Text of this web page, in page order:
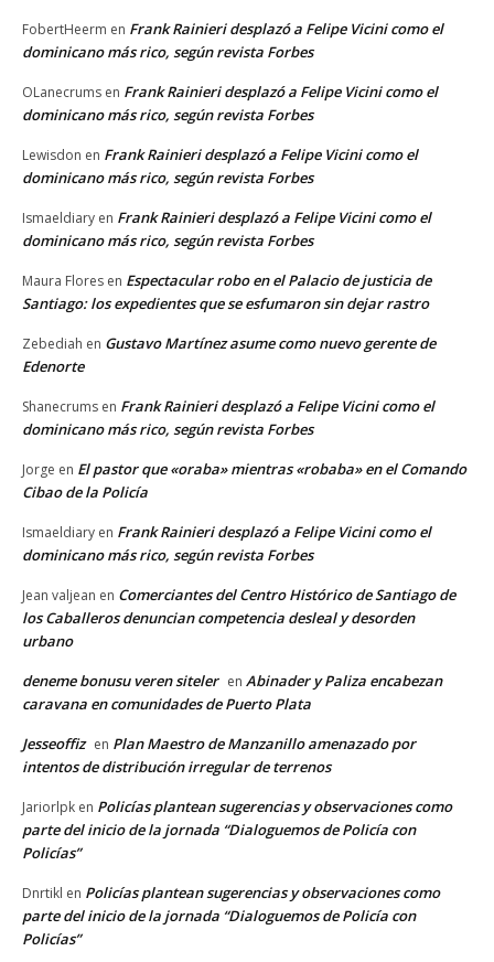
FobertHeerm en Frank Rainieri desplazó a Felipe Vicini como el
dominicano más rico, según revista Forbes
OLanecrums en Frank Rainieri desplazó a Felipe Vicini como el
dominicano más rico, según revista Forbes
Lewisdon en Frank Rainieri desplazó a Felipe Vicini como el
dominicano más rico, según revista Forbes
Ismaeldiary en Frank Rainieri desplazó a Felipe Vicini como el
dominicano más rico, según revista Forbes
Maura Flores en Espectacular robo en el Palacio de justicia de
Santiago: los expedientes que se esfumaron sin dejar rastro
Zebediah en Gustavo Martínez asume como nuevo gerente de
Edenorte
Shanecrums en Frank Rainieri desplazó a Felipe Vicini como el
dominicano más rico, según revista Forbes
Jorge en El pastor que «oraba» mientras «robaba» en el Comando
Cibao de la Policía
Ismaeldiary en Frank Rainieri desplazó a Felipe Vicini como el
dominicano más rico, según revista Forbes
Jean valjean en Comerciantes del Centro Histórico de Santiago de
los Caballeros denuncian competencia desleal y desorden
urbano
deneme bonusu veren siteler en Abinader y Paliza encabezan
caravana en comunidades de Puerto Plata
Jesseoffiz en Plan Maestro de Manzanillo amenazado por
intentos de distribución irregular de terrenos
Jariorlpk en Policías plantean sugerencias y observaciones como
parte del inicio de la jornada “Dialoguemos de Policía con
Policías”
Dnrtikl en Policías plantean sugerencias y observaciones como
parte del inicio de la jornada “Dialoguemos de Policía con
Policías”